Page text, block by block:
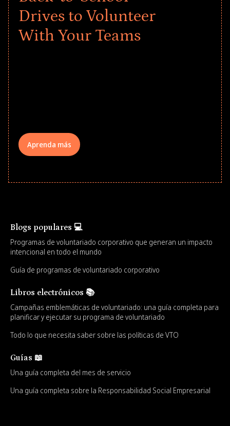
Drives to Volunteer
With Your Teams
Aprenda más
Blogs populares 💻
Programas de voluntariado corporativo que generan un impacto
intencional en todo el mundo
Guía de programas de voluntariado corporativo
Libros electrónicos 📚
Campañas emblemáticas de voluntariado: una guía completa para
planificar y ejecutar su programa de voluntariado
Todo lo que necesita saber sobre las políticas de VTO
Guías 📖
Una guía completa del mes de servicio
Una guía completa sobre la Responsabilidad Social Empresarial